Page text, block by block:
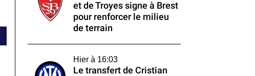
et de Troyes signe à Brest
pour renforcer le milieu
de terrain
Hier à 16:03
Le transfert de Cristian